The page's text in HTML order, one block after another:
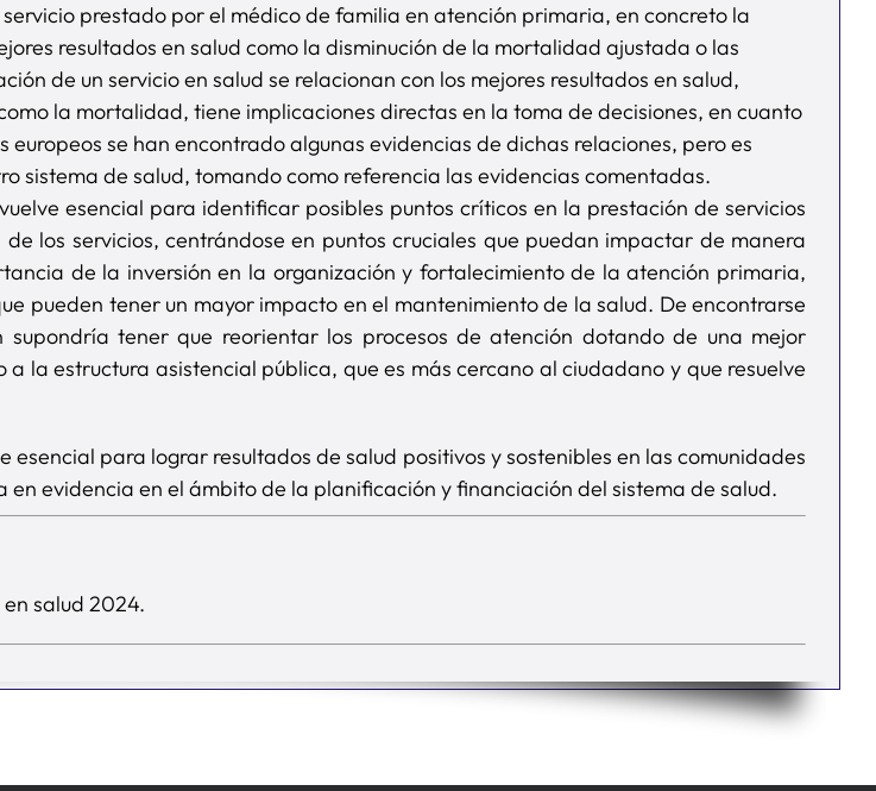
prestado por el médico de familia en atención primaria, en concreto la
resultados en salud como la disminución de la mortalidad ajustada o las
de un servicio en salud se relacionan con los mejores resultados en salud,
la mortalidad, tiene implicaciones directas en la toma de decisiones, en cuanto
se han encontrado algunas evidencias de dichas relaciones, pero es
sistema de salud, tomando como referencia las evidencias comentadas.
esencial para identificar posibles puntos críticos en la prestación de servicios
los servicios, centrándose en puntos cruciales que puedan impactar de manera
de la inversión en la organización y fortalecimiento de la atención primaria,
pueden tener un mayor impacto en el mantenimiento de la salud. De encontrarse
tener que reorientar los procesos de atención dotando de una mejor
la estructura asistencial pública, que es más cercano al ciudadano y que resuelve
para lograr resultados de salud positivos y sostenibles en las comunidades
evidencia en el ámbito de la planificación y financiación del sistema de salud.
salud 2024.